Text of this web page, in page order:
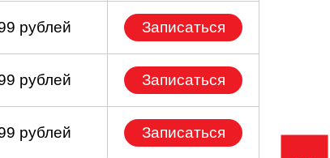
рублей Записаться
рублей Записаться
рублей Записаться